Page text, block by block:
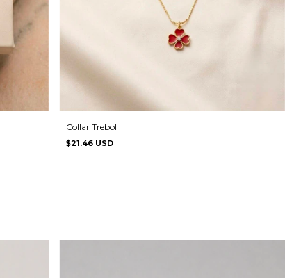
Collar Trebol
$21.46 USD